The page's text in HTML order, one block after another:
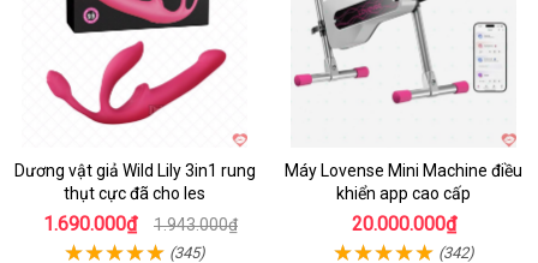
Dương vật giả Wild Lily 3in1 rung
thụt cực đã cho les
1.690.000₫ 1.943.000₫
(345)
Máy Lovense Mini Machine điều
khiển app cao cấp
20.000.000₫
(342)